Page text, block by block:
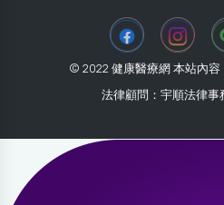
© 2022 健康醫療網 本站內
法律顧問：宇順法律事